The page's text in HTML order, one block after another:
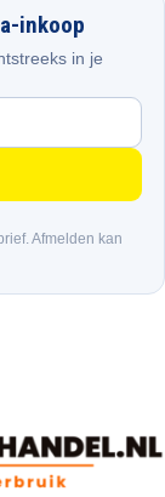
inkoop
in je
Afmelden kan